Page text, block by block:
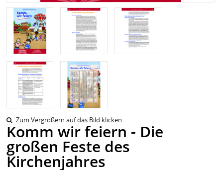
Zum Vergrößern auf das Bild klicken
Komm wir feiern - Die
großen Feste des
Kirchenjahres